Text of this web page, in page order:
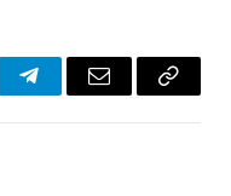
TelegramEmail
Copy